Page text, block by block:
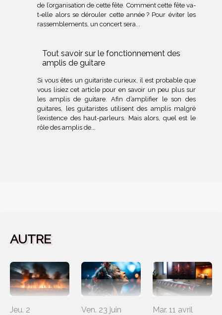
de l’organisation de cette fête. Comment cette fête va-
t-elle alors se dérouler cette année ? Pour éviter les
rassemblements, un concert sera...
Tout savoir sur le fonctionnement des
amplis de guitare
Si vous êtes un guitariste curieux, il est probable que
vous lisiez cet article pour en savoir un peu plus sur
les amplis de guitare. Afin d’amplifier le son des
guitares, les guitaristes utilisent des amplis malgré
l’existence des haut-parleurs. Mais alors, quel est le
rôle des amplis de...
AUTRE
Jeu. 2
Ven. 23 juin
Mar. 11 avril